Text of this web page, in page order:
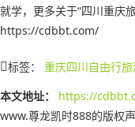
就学，更多关于“四川重庆
https://cdbbt.com/
标签： 重庆四川自由行
本文地址：
https://
www.尊龙凯时888的版权声